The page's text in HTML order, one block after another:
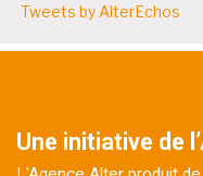
Tweets by AlterEchos
Une initiative de